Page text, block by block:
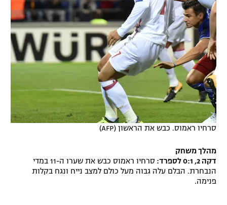
סרחיו ראמוס. כבש את הראשון (AFP)
מהלך משחק
דקה 2, 0:1 לספרד:
סרחיו ראמוס כבש את שערו ה-11 במדי
הנבחרת. הבלם עלה גבוה מעל כולם למצב נייח ונגח בקלות
פנימה.